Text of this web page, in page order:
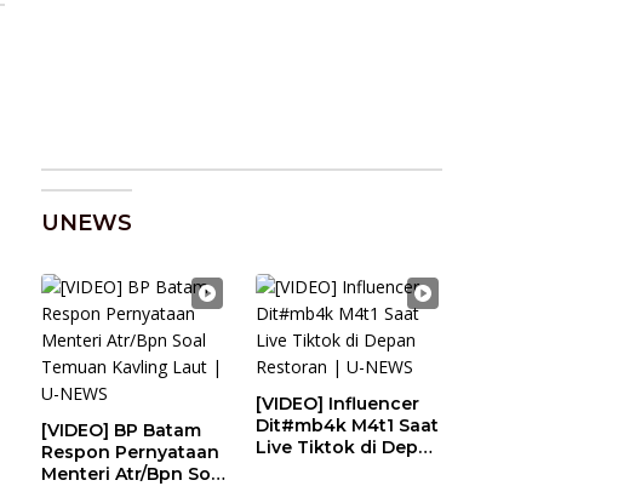
UNEWS
[VIDEO] BP Batam
Respon Pernyataan
Menteri Atr/Bpn Soal
[VIDEO] Influencer
Dit#mb4k M4t1 Saat
Live Tiktok di Depan